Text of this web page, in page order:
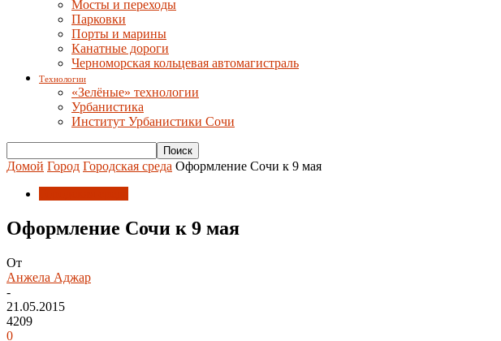
Мосты и переходы
Парковки
Порты и марины
Канатные дороги
Черноморская кольцевая автомагистраль
Технологии
«Зелёные» технологии
Урбанистика
Институт Урбанистики Сочи
Домой Город Городская среда Оформление Сочи к 9 мая
Оформление Сочи к 9 мая
От
Анжела Аджар
-
21.05.2015
4209
0